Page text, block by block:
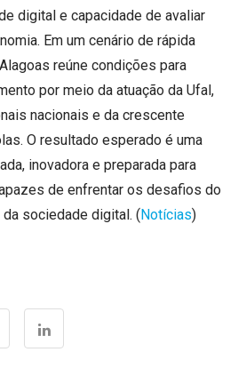
digital e capacidade de avaliar
Em um cenário de rápida
reúne condições para
por meio da atuação da Ufal,
nacionais e da crescente
O resultado esperado é uma
inovadora e preparada para
de enfrentar os desafios do
sociedade digital. (Notícias)